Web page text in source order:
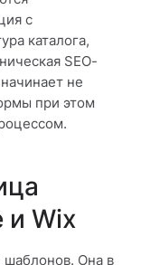
с
каталога,
SEO-
не
при этом
и Wix
шаблонов. Она в